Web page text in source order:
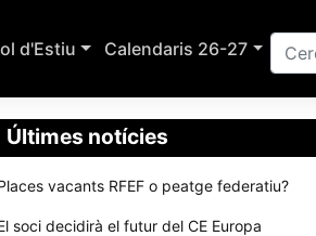
d'Estiu Calendaris 26-27
Últimes notícies
vacants RFEF o peatge federatiu?
soci decidirà el futur del CE Europa